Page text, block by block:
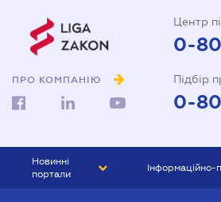
ПРО КОМПАНІЮ
Центр
0-
Підбір
0-
Новинні
портали
Інформаційно-